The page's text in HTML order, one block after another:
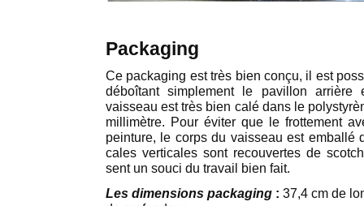
Packaging
Ce packaging est très bien conçu, il est
déboîtant simplement le pavillon arrière
vaisseau est très bien calé dans le
millimètre. Pour éviter que le frottement
peinture, le corps du vaisseau est emballé
cales verticales sont recouvertes de
sent un souci du travail bien fait.
Les dimensions packaging : 37,4 cm de